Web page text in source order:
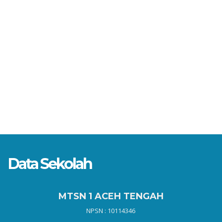
Data Sekolah
MTSN 1 ACEH TENGAH
NPSN : 10114346